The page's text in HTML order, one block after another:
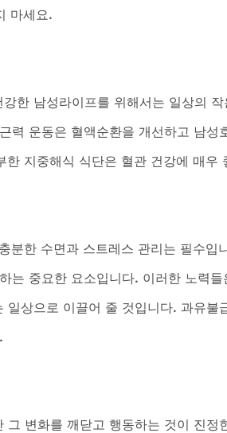
마세요.
한 남성라이프를 위해서는 일상의 작
력 운동은 혈액순환을 개선하고 남성
지중해식 식단은 혈관 건강에 매우
분한 수면과 스트레스 관리는 필수입
는 중요한 요소입니다. 이러한 노력들
상으로 이끌어 줄 것입니다. 과유불
그 변화를 깨닫고 행동하는 것이 진정